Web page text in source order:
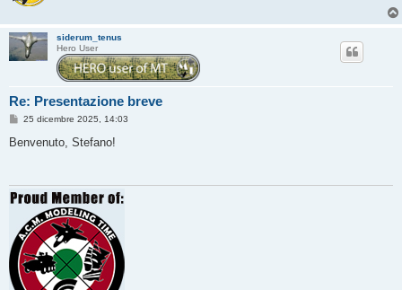
siderum_tenus
Hero User
Re: Presentazione breve
M
s
i
o
25 dicembre 2025, 14:03
Benvenuto, Stefano!